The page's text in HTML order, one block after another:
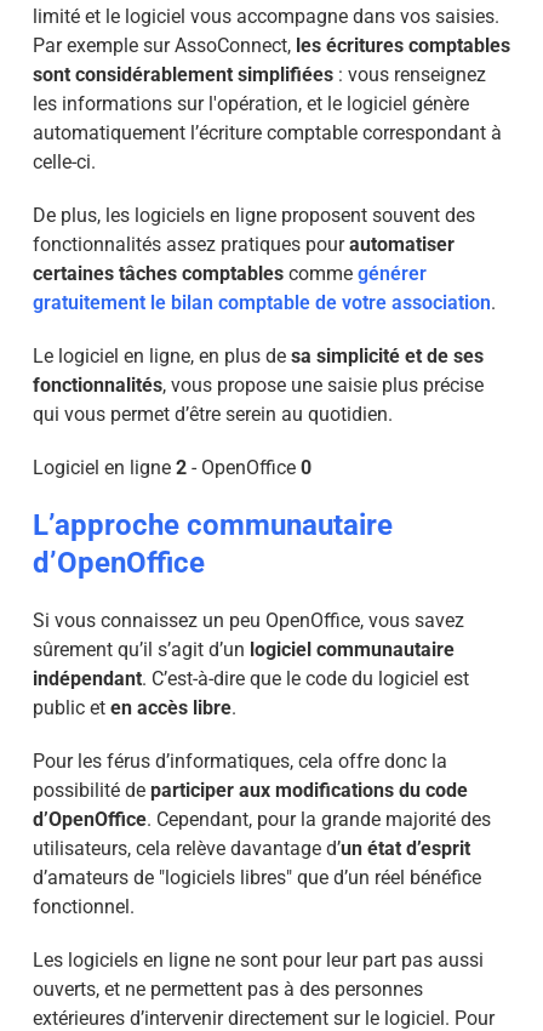
limité et le logiciel vous accompagne dans vos saisies.
Par exemple sur AssoConnect, les écritures comptables
sont considérablement simplifiées: vous renseignez
les informations sur l'opération, et le logiciel génère
automatiquement l’écriture comptable correspondant à
celle-ci.
De plus, les logiciels en ligne proposent souvent des
fonctionnalités assez pratiques pourautomatiser
certaines tâches comptablescomme générer
gratuitement le bilan comptable de votre association.
Le logiciel en ligne, en plus de sa simplicité et de ses
fonctionnalités, vous propose une saisie plus précise
qui vous permet d’être serein au quotidien.
Logiciel en ligne2- OpenOffice 0
L’approche communautaire
d’OpenOffice
Si vous connaissez un peu OpenOffice, vous savez
sûrement qu’il s’agit d’un logiciel communautaire
indépendant. C’est-à-dire que le code du logiciel est
public et en accès libre.
Pour les férus d’informatiques, cela offre donc la
possibilité de participer aux modifications du code
d’OpenOffice. Cependant, pour la grande majorité des
utilisateurs, cela relève davantage d’un état d’esprit
d’amateurs de "logiciels libres" que d’un réel bénéfice
fonctionnel.
Les logiciels en ligne ne sont pour leur part pas aussi
ouverts, et ne permettent pas à des personnes
extérieures d’intervenir directement sur le logiciel. Pour